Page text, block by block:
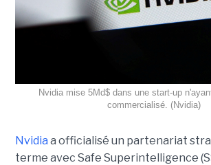
Nvidia mise 5Md$ dans une start-up
commercialisé. (Nvidia)
Nvidia a officialisé un partenariat
terme avec Safe Superintelligence